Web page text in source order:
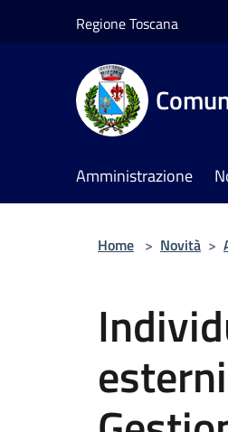
Regione Toscana
Amministrazione
Home > Novità >